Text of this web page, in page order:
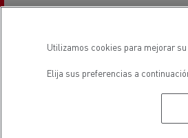
ubicación
Utilizamos cookies para mejorar
Elija sus preferencias a